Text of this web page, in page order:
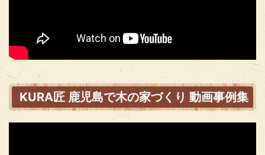
KURA匠 鹿児島で木の家づくり 動画事例集